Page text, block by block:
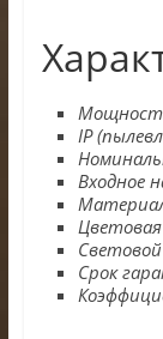
IP
Входное
Срок